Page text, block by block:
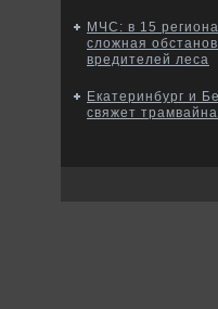
МЧС: в 15
сложная
вредителей леса
Екатеринбург и
свяжет